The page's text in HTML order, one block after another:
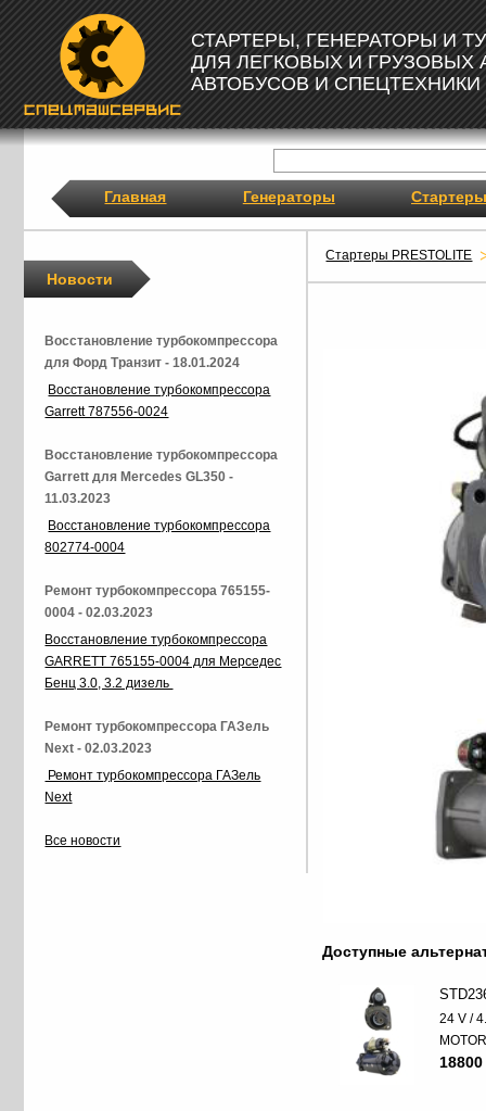
СТАРТЕРЫ, ГЕНЕРАТОРЫ И
ДЛЯ ЛЕГКОВЫХ И ГРУЗОВЫХ
АВТОБУСОВ И СПЕЦТЕХНИКИ
Главная Генераторы Стартеры
Стартеры PRESTOLITE
Доступные
24 V /
Новости
Восстановление турбокомпрессора
для Форд Транзит - 18.01.2024
Восстановление турбокомпрессора
Garrett 787556-0024
Восстановление турбокомпрессора
Garrett для Mercedes GL350 -
11.03.2023
Восстановление турбокомпрессора
802774-0004
Ремонт турбокомпрессора 765155-
0004 - 02.03.2023
Восстановление турбокомпрессора
GARRETT 765155-0004 для Мерседес
Бенц 3.0, 3.2 дизель
Ремонт турбокомпрессора ГАЗель
Next - 02.03.2023
Ремонт турбокомпрессора ГАЗель
Next
Все новости